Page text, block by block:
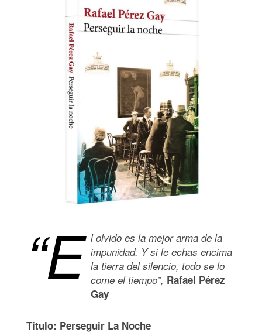
“E l olvido es la mejor arma de la
impunidad. Y si le echas encima
la tierra del silencio, todo se lo
come el tiempo”, Rafael Pérez
Gay
Titulo: Perseguir La Noche